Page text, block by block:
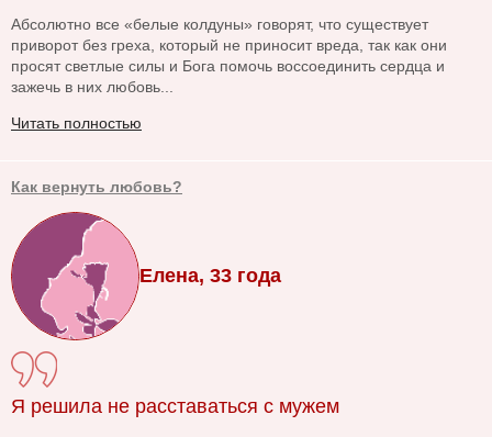
Абсолютно все «белые колдуны» говорят, что существует
приворот без греха, который не приносит вреда, так как они
просят светлые силы и Бога помочь воссоединить сердца и
зажечь в них любовь...
Читать полностью
Как вернуть любовь?
Елена, 33 года
Я решила не расставаться с мужем